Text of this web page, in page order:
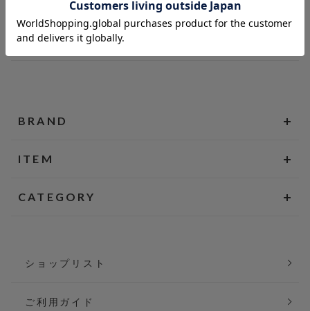
BRAND
ITEM
CATEGORY
ショップリスト
ご利用ガイド